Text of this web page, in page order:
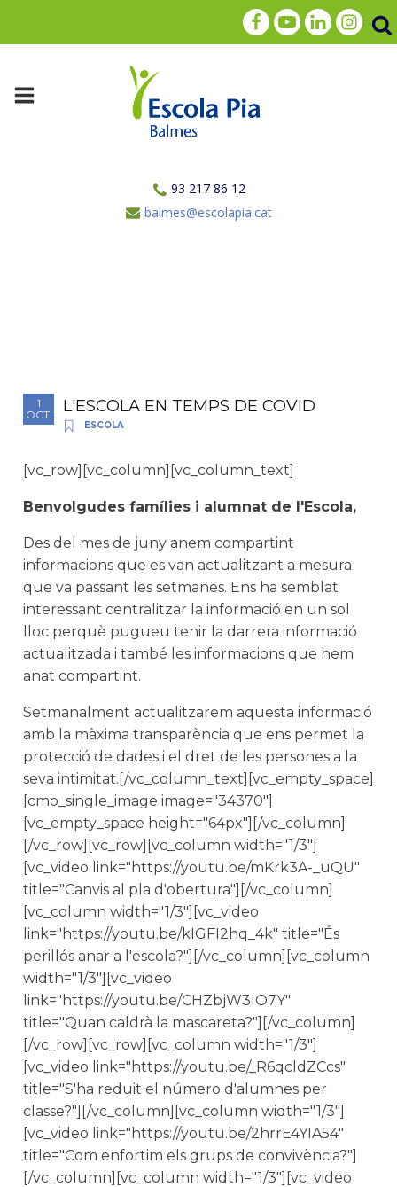
93 217 86 12
balmes@escolapia.cat
1
OCT.
L'ESCOLA EN TEMPS DE COVID
ESCOLA
[vc_row][vc_column][vc_column_text]
Benvolgudes famílies i alumnat de l'Escola,
Des del mes de juny anem compartint
informacions que es van actualitzant a mesura
que va passant les setmanes. Ens ha semblat
interessant centralitzar la informació en un sol
lloc perquè pugueu tenir la darrera informació
actualitzada i també les informacions que hem
anat compartint.
Setmanalment actualitzarem aquesta informació
amb la màxima transparència que ens permet la
protecció de dades i el dret de les persones a la
seva intimitat.[/vc_column_text][vc_empty_space]
[cmo_single_image image="34370"]
[vc_empty_space height="64px"][/vc_column]
[/vc_row][vc_row][vc_column width="1/3"]
[vc_video link="https://youtu.be/mKrk3A-_uQU"
title="Canvis al pla d'obertura"][/vc_column]
[vc_column width="1/3"][vc_video
link="https://youtu.be/kIGFI2hq_4k" title="És
perillós anar a l'escola?"][/vc_column][vc_column
width="1/3"][vc_video
link="https://youtu.be/CHZbjW3IO7Y"
title="Quan caldrà la mascareta?"][/vc_column]
[/vc_row][vc_row][vc_column width="1/3"]
[vc_video link="https://youtu.be/_R6qcldZCcs"
title="S'ha reduit el número d'alumnes per
classe?"][/vc_column][vc_column width="1/3"]
[vc_video link="https://youtu.be/2hrrE4YIA54"
title="Com enfortim els grups de convivència?"]
[/vc_column][vc_column width="1/3"][vc_video